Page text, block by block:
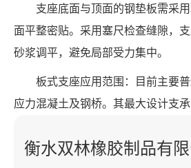
支座底面与顶面的钢垫板需采
面平整密贴。采用塞尺检查缝隙，
砂浆调平，避免局部受力集中。
板式支座应用范围：目前主要
应力混凝土及钢桥。其最大设计支
衡水双林橡胶制品有